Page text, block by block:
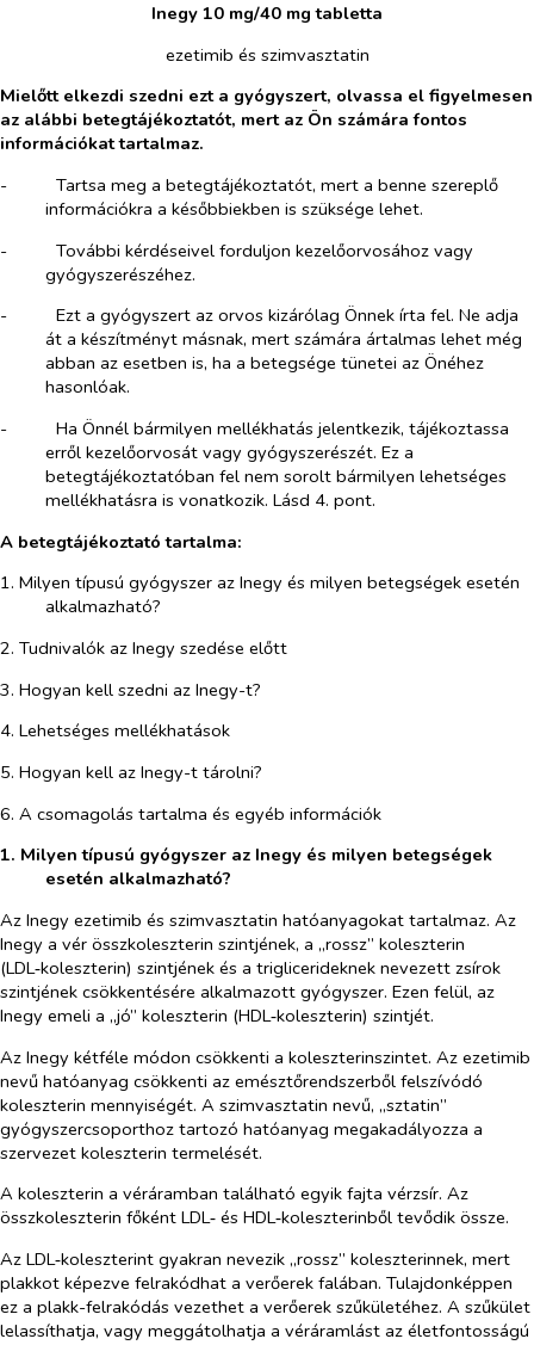
Inegy 10 mg/40 mg tabletta
ezetimib és szimvasztatin
Mielőtt elkezdi szedni ezt a gyógyszert, olvassa el figyelmesen
az alábbi betegtájékoztatót, mert az Ön számára fontos
információkat tartalmaz.
-​
Tartsa meg a betegtájékoztatót, mert a benne szereplő
információkra a későbbiekben is szüksége lehet.
-​
További kérdéseivel forduljon kezelőorvosához vagy
gyógyszerészéhez.
-​
Ezt a gyógyszert az orvos kizárólag Önnek írta fel. Ne adja
át a készítményt másnak, mert számára ártalmas lehet még
abban az esetben is, ha a betegsége tünetei az Önéhez
hasonlóak.
-​
Ha Önnél bármilyen mellékhatás jelentkezik, tájékoztassa
erről kezelőorvosát vagy gyógyszerészét. Ez a
betegtájékoztatóban fel nem sorolt bármilyen lehetséges
mellékhatásra is vonatkozik. Lásd 4. pont.
A betegtájékoztató tartalma:
1. Milyen típusú gyógyszer az Inegy és milyen betegségek esetén
alkalmazható?
2. Tudnivalók az Inegy szedése előtt
3. Hogyan kell szedni az Inegy-t?
4. Lehetséges mellékhatások
5. Hogyan kell az Inegy-t tárolni?
6. A csomagolás tartalma és egyéb információk
1. Milyen típusú gyógyszer az Inegy és milyen betegségek
esetén alkalmazható?
Az Inegy ezetimib és szimvasztatin hatóanyagokat tartalmaz. Az
Inegy a vér összkoleszterin szintjének, a „rossz” koleszterin
(LDL‑koleszterin) szintjének és a triglicerideknek nevezett zsírok
szintjének csökkentésére alkalmazott gyógyszer. Ezen felül, az
Inegy emeli a „jó” koleszterin (HDL‑koleszterin) szintjét.
Az Inegy kétféle módon csökkenti a koleszterinszintet. Az ezetimib
nevű hatóanyag csökkenti az emésztőrendszerből felszívódó
koleszterin mennyiségét. A szimvasztatin nevű, „sztatin”
gyógyszercsoporthoz tartozó hatóanyag megakadályozza a
szervezet koleszterin termelését.
A koleszterin a véráramban található egyik fajta vérzsír. Az
összkoleszterin főként LDL‑ és HDL‑koleszterinből tevődik össze.
Az LDL‑koleszterint gyakran nevezik „rossz” koleszterinnek, mert
plakkot képezve felrakódhat a verőerek falában. Tulajdonképpen
ez a plakk-felrakódás vezethet a verőerek szűkületéhez. A szűkület
lelassíthatja, vagy meggátolhatja a véráramlást az életfontosságú